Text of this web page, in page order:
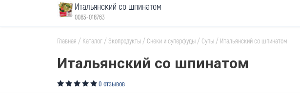
Итальянский со шпинатом
0083-018763
Главная / Каталог /Экопродукты / Снеки и суперфуды / Супы / Итальянский со шпинатом
Итальянский со шпинатом
0 отзывов